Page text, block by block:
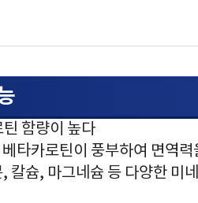
함량이 높다
타카로틴이 풍부하여 면역
칼슘, 마그네슘 등 다양한 미